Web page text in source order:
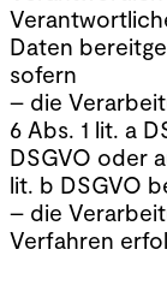
Daten
sofern
– die
6 Abs. 1 lit. a
DSGVO oder
lit. b DSGVO
– die
Verfahren